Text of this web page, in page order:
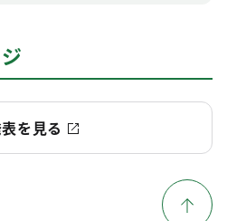
を見る